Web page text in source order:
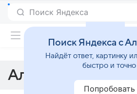
Поиск Яндекса
Альберт Рябышев
Поиск Яндекса с
Найдёт ответ, картинку
быстро и точно
Попробовать